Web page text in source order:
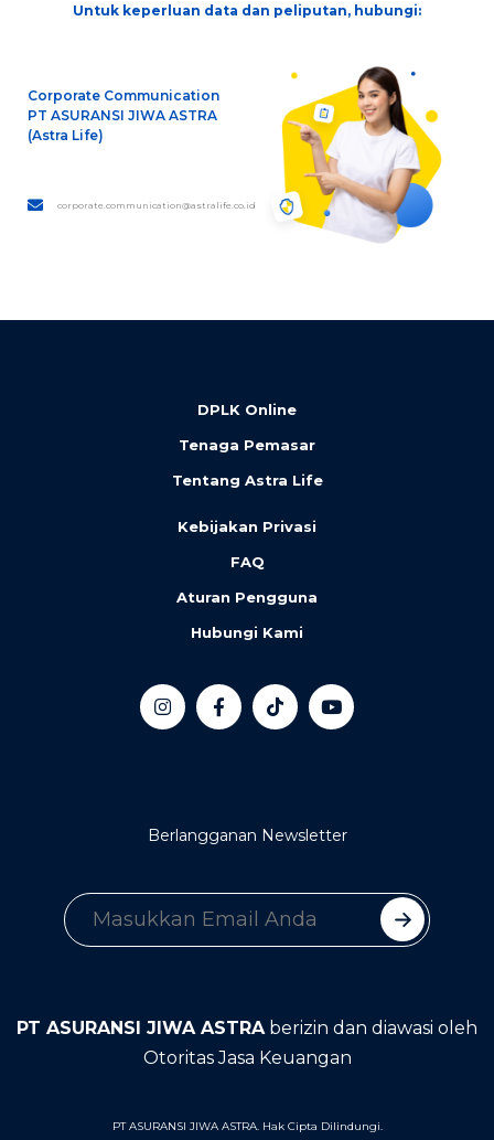
Untuk keperluan data dan peliputan, hubungi:
Corporate Communication
PT ASURANSI JIWA ASTRA
(Astra Life)
corporate.communication@astralife.co.id
DPLK Online
Tenaga Pemasar
Tentang Astra Life
Kebijakan Privasi
FAQ
Aturan Pengguna
Hubungi Kami
Berlangganan Newsletter
PT ASURANSI JIWA ASTRAberizin dan diawasi oleh
Otoritas Jasa Keuangan
PT ASURANSI JIWA ASTRA. Hak Cipta Dilindungi.